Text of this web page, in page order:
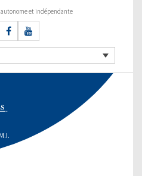
et indépendante